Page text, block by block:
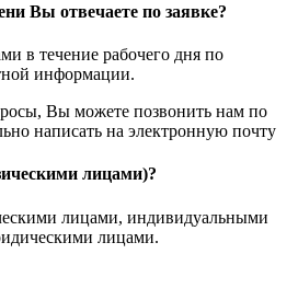
Вы отвечаете по заявке?
в течение рабочего дня по
информации.
Вы можете позвонить нам по
написать на электронную почту
лицами)?
лицами, индивидуальными
лицами.